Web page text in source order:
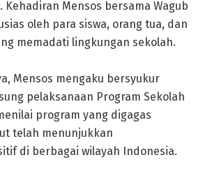
Mensos bersama Wagub
oleh para siswa, orang tua, dan
memadati lingkungan sekolah.
Mensos mengaku bersyukur
pelaksanaan Program Sekolah
program yang digagas
telah menunjukkan
di berbagai wilayah Indonesia.